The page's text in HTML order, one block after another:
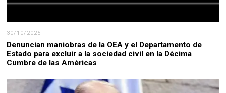
30/10/2025
Denuncian maniobras de la OEA y el Departamento de
Estado para excluir a la sociedad civil en la Décima
Cumbre de las Américas